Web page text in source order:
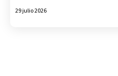
29 julio 2026